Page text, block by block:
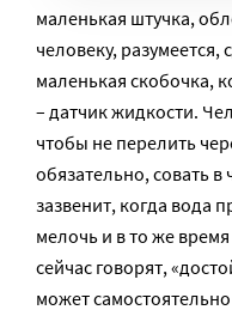
маленькая штучка,
человеку, разумеется,
маленькая скобочка,
– датчик жидкости.
чтобы не перелить
обязательно, совать
зазвенит, когда вода
мелочь и в то же
сейчас говорят,
может